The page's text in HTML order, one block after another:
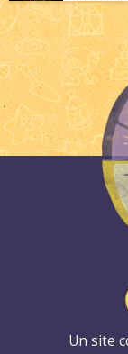
Un site